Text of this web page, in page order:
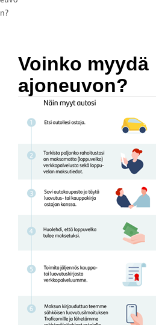
n?
Voinko myydä
ajoneuvon?